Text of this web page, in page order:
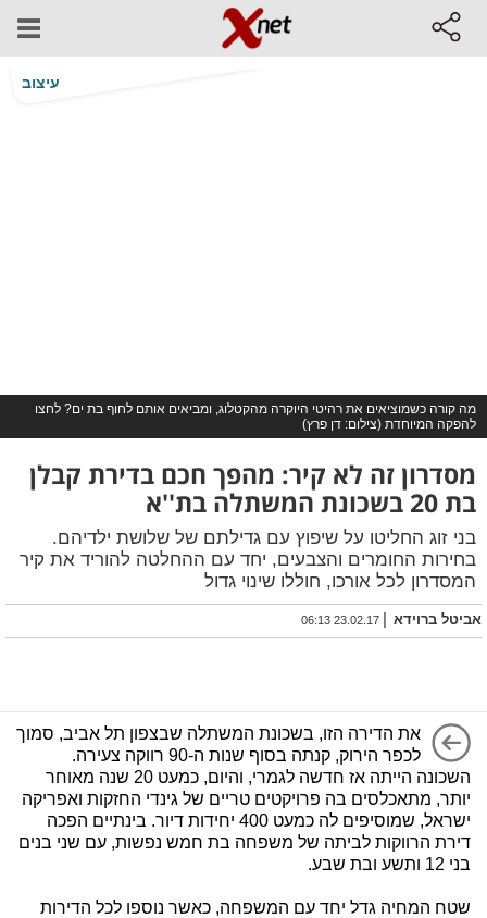
עיצוב
מה קורה כשמוציאים את רהיטי היוקרה מהקטלוג, ומביאים אותם לחוף בת ים? לחצו
להפקה המיוחדת (צילום: דן פרץ)
מסדרון זה לא קיר: מהפך חכם בדירת קבלן
בת 20 בשכונת המשתלה בת''א
בני זוג החליטו על שיפוץ עם גדילתם של שלושת ילדיהם.
בחירות החומרים והצבעים, יחד עם ההחלטה להוריד את קיר
המסדרון לכל אורכו, חוללו שינוי גדול
אביטל ברוידא |
23.02.17 06:13
את הדירה הזו, בשכונת המשתלה שבצפון תל אביב, סמוך
לכפר הירוק, קנתה בסוף שנות ה-90 רווקה צעירה.
השכונה הייתה אז חדשה לגמרי, והיום, כמעט 20 שנה מאוחר
יותר, מתאכלסים בה פרויקטים טריים של גינדי החזקות ואפריקה
ישראל, שמוסיפים לה כמעט 400 יחידות דיור. בינתיים הפכה
דירת הרווקות לביתה של משפחה בת חמש נפשות, עם שני בנים
בני 12 ותשע ובת שבע.
שטח המחיה גדל יחד עם המשפחה, כאשר נוספו לכל הדירות